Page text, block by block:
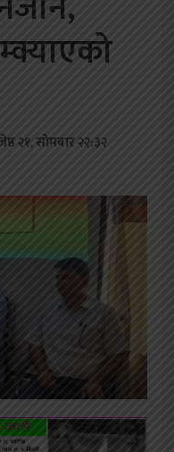
२१, सोमबार २२:३२